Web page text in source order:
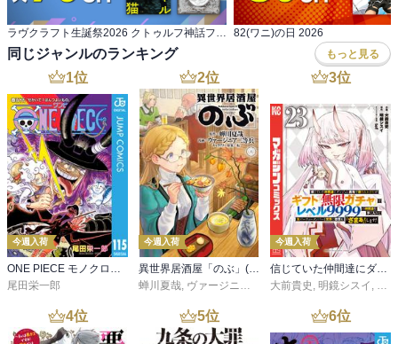
ラヴクラフト生誕祭2026 クトゥルフ神話フェア 82(ワニ)の日 2026
同じジャンルのランキング もっと見る
1位
今週入荷
ONE PIECE モノクロ版 115
尾田栄一郎
2位
今週入荷
異世界居酒屋「のぶ」(22)
蝉川夏哉, ヴァージニア二等兵 ,転
3位
今週入荷
信じていた仲間達にダンジョン奥地で殺されかけたがギフト『無限ガチャ』でレベル９９９９の仲間達を手に入れて元パーティーメンバーと世界に復讐＆『ざまぁ！』します！（２３）
大前貴史 , 明鏡シスイ , ｔ
4位 5位 6位